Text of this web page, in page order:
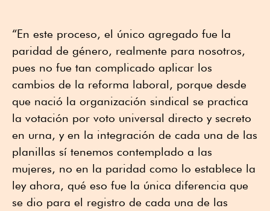
“En este proceso, el único agregado fue la
paridad de género, realmente para nosotros,
pues no fue tan complicado aplicar los
cambios de la reforma laboral, porque desde
que nació la organización sindical se practica
la votación por voto universal directo y secreto
en urna, y en la integración de cada una de las
planillas sí tenemos contemplado a las
mujeres, no en la paridad como lo establece la
ley ahora, qué eso fue la única diferencia que
se dio para el registro de cada una de las